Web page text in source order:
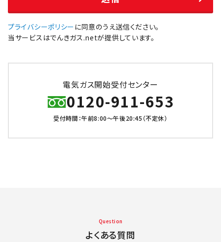
プライバシーポリシー に同意のうえ送信ください。
当サービスはでんきガス.netが提供しています。
電気ガス開始受付センター
0120-911-653
受付時間：午前8:00～午後20:45（不定休）
Question
よくある質問